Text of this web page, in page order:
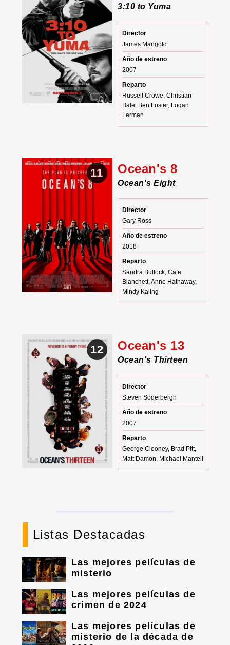
3:10 to Yuma
Director
James Mangold
Año de estreno
2007
Reparto
Russell Crowe, Christian
Bale, Ben Foster, Logan
Lerman
11 Ocean's 8
Ocean's Eight
Director
Gary Ross
Año de estreno
2018
Reparto
Sandra Bullock, Cate
Blanchett, Anne Hathaway,
Mindy Kaling
12 Ocean's 13
Ocean's Thirteen
Director
Steven Soderbergh
Año de estreno
2007
Reparto
George Clooney, Brad Pitt,
Matt Damon, Michael Mantell
Listas Destacadas
Las mejores películas de
misterio
Las mejores películas de
crimen de 2024
Las mejores películas de
misterio de la década de